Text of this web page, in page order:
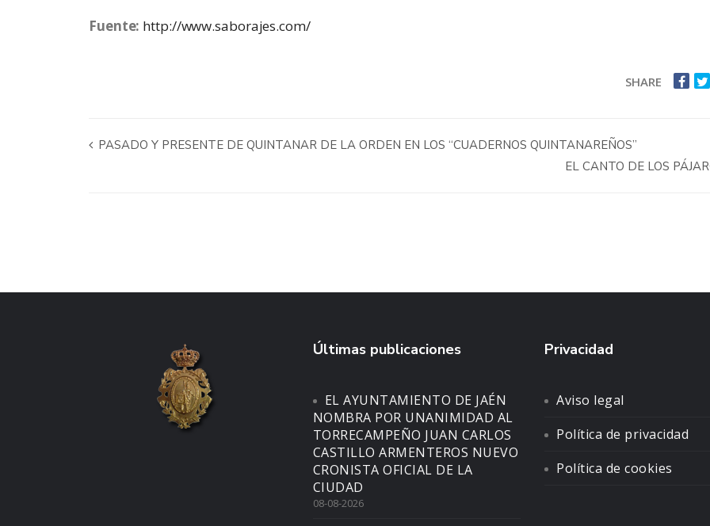
Fuente: http://www.saborajes.com/
SHARE
PASADO Y PRESENTE DE QUINTANAR DE LA ORDEN EN LOS “CUADERNOS QUINTANAREÑOS”
EL CANTO DE LOS
Últimas publicaciones
EL AYUNTAMIENTO DE JAÉN
NOMBRA POR UNANIMIDAD AL
TORRECAMPEÑO JUAN CARLOS
CASTILLO ARMENTEROS NUEVO
CRONISTA OFICIAL DE LA
CIUDAD
08-08-2026
Privacidad
Aviso legal
Política de privacidad
Política de cookies